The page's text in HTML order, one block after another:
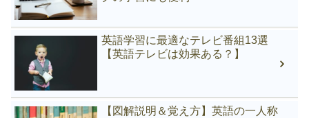
英語学習に最適なテレビ番組13選
【英語テレビは効果ある？】
【図解説明＆覚え方】英語の一人称